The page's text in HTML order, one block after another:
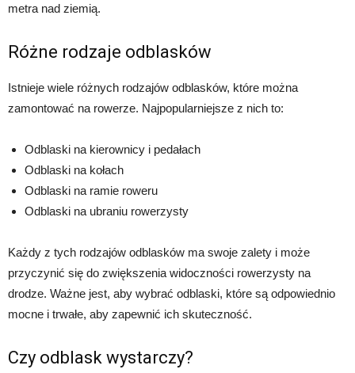
metra nad ziemią.
Różne rodzaje odblasków
Istnieje wiele różnych rodzajów odblasków, które można
zamontować na rowerze. Najpopularniejsze z nich to:
Odblaski na kierownicy i pedałach
Odblaski na kołach
Odblaski na ramie roweru
Odblaski na ubraniu rowerzysty
Każdy z tych rodzajów odblasków ma swoje zalety i może
przyczynić się do zwiększenia widoczności rowerzysty na
drodze. Ważne jest, aby wybrać odblaski, które są odpowiednio
mocne i trwałe, aby zapewnić ich skuteczność.
Czy odblask wystarczy?